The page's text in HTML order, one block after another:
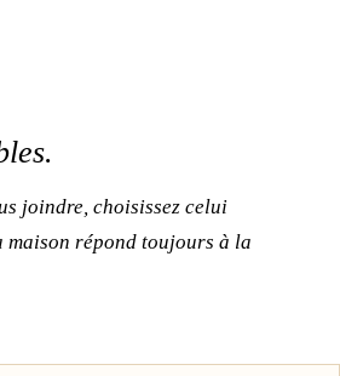
.
joindre, choisissez celui
maison répond toujours à la